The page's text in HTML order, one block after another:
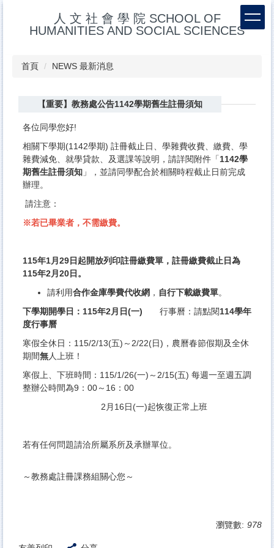
人 文 社 會 學 院 SCHOOL OF
HUMANITIES AND SOCIAL SCIENCES
首頁 NEWS 最新消息
【重要】教務處公告1142學期舊生註冊須知
各位同學您好!
相關下學期(1142學期) 註冊截止日、學雜費收費、繳費、學
雜費減免、就學貸款、及選課等說明，請詳閱附件「1142學
期舊生註冊須知 」， 並請同學配合於相關時程截止日前完成
辦理。
請注意：
※若已畢業者，不需繳費。
115年1月29日起開放列印註冊繳費單，註冊繳費截止日為
115年2月20日。
請利用合作金庫學費代收網 ， 自行下載繳費單。
下學期開學日： 115年2月 日(一) 行事曆：請點閱114學年
度行事曆
寒假全休日：115/2/13(五)～2/22(日)，農曆春節假期及全休
期間無人上班！
寒假上、下班時間：115/1/26(一)～2/15(五) 每週一至週五調
整辦公時間為9：00～16：00
2月16日(一)起恢復正常上班
若有任何問題請洽所屬系所及承辦單位。
～教務處註冊課務組關心您～
瀏覽數: 978